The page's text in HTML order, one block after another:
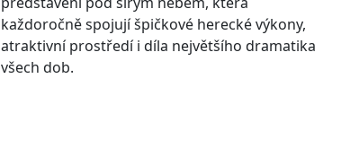
každoročně spojují špičkové herecké výkony,
atraktivní prostředí i díla největšího dramatika
všech dob.